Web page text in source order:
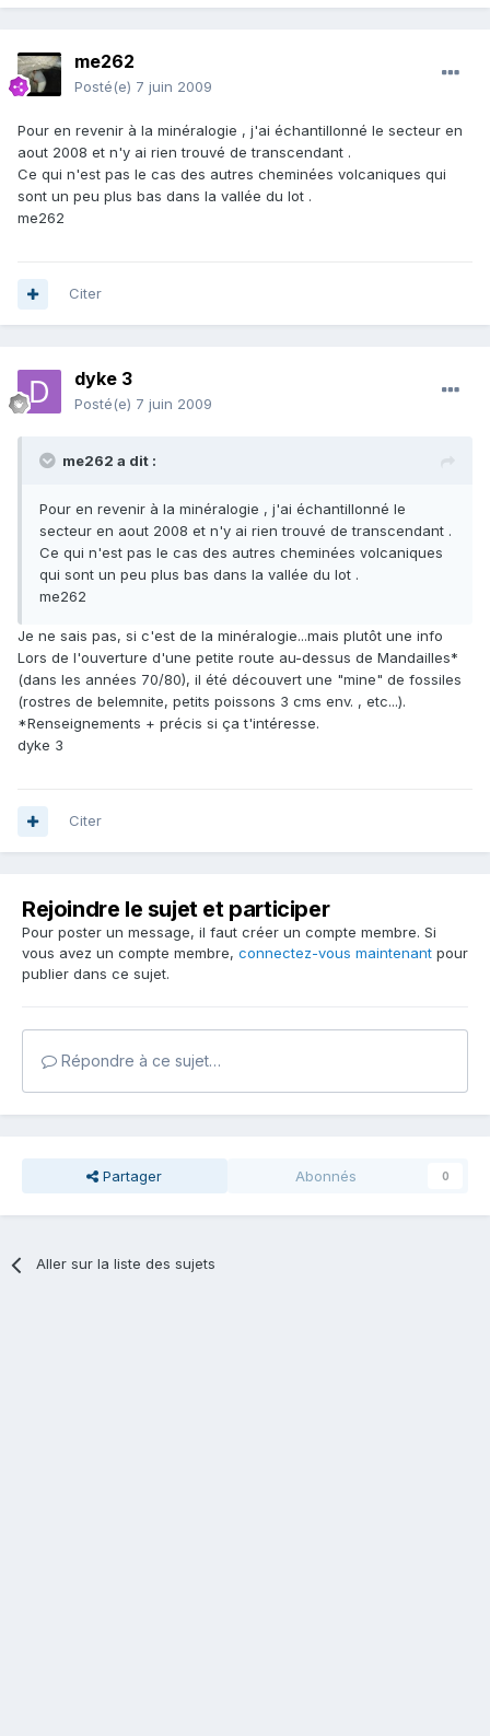
me262
Posté(e) 7 juin 2009
Pour en revenir à la minéralogie , j'ai échantillonné le secteur en
aout 2008 et n'y ai rien trouvé de transcendant .
Ce qui n'est pas le cas des autres cheminées volcaniques qui
sont un peu plus bas dans la vallée du lot .
me262
Citer
dyke 3
Posté(e) 7 juin 2009
me262 a dit :
Pour en revenir à la minéralogie , j'ai échantillonné le
secteur en aout 2008 et n'y ai rien trouvé de transcendant .
Ce qui n'est pas le cas des autres cheminées volcaniques
qui sont un peu plus bas dans la vallée du lot .
me262
Je ne sais pas, si c'est de la minéralogie...mais plutôt une info
Lors de l'ouverture d'une petite route au-dessus de Mandailles*
(dans les années 70/80), il été découvert une "mine" de fossiles
(rostres de belemnite, petits poissons 3 cms env. , etc...).
*Renseignements + précis si ça t'intéresse.
dyke 3
Citer
Rejoindre le sujet et participer
Pour poster un message, il faut créer un compte membre. Si
vous avez un compte membre, connectez-vous maintenant pour
publier dans ce sujet.
Répondre à ce sujet…
Partager Abonnés 0
Aller sur la liste des sujets